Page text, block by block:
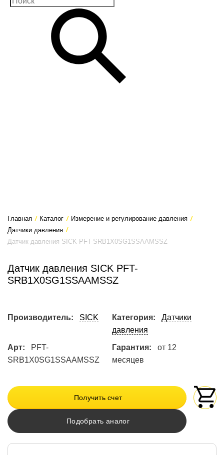
Главная / Каталог / Измерение и регулирование давления /
Датчики давления /
Датчик давления SICK PFT-SRB1X0SG1SSAAMSSZ
Датчик давления SICK PFT-
SRB1X0SG1SSAAMSSZ
Производитель: SICK Категория:
Датчики
давления
Арт:
PFT-
SRB1X0SG1SSAAMSSZ
Гарантия:
от 12
месяцев
Получить счет
Подобрать аналог